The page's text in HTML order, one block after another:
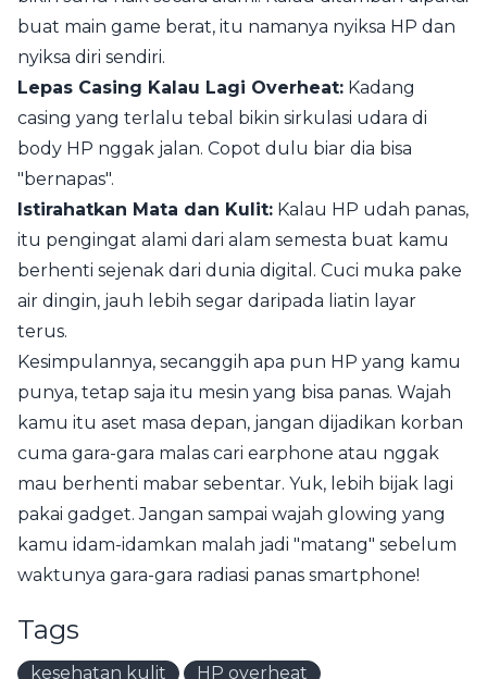
buat main game berat, itu namanya nyiksa HP dan
nyiksa diri sendiri.
Lepas Casing Kalau Lagi Overheat: Kadang
casing yang terlalu tebal bikin sirkulasi udara di
body HP nggak jalan. Copot dulu biar dia bisa
"bernapas".
Istirahatkan Mata dan Kulit: Kalau HP udah panas,
itu pengingat alami dari alam semesta buat kamu
berhenti sejenak dari dunia digital. Cuci muka pake
air dingin, jauh lebih segar daripada liatin layar
terus.
Kesimpulannya, secanggih apa pun HP yang kamu
punya, tetap saja itu mesin yang bisa panas. Wajah
kamu itu aset masa depan, jangan dijadikan korban
cuma gara-gara malas cari earphone atau nggak
mau berhenti mabar sebentar. Yuk, lebih bijak lagi
pakai gadget. Jangan sampai wajah glowing yang
kamu idam-idamkan malah jadi "matang" sebelum
waktunya gara-gara radiasi panas smartphone!
Tags
kesehatan kulit HP overheat